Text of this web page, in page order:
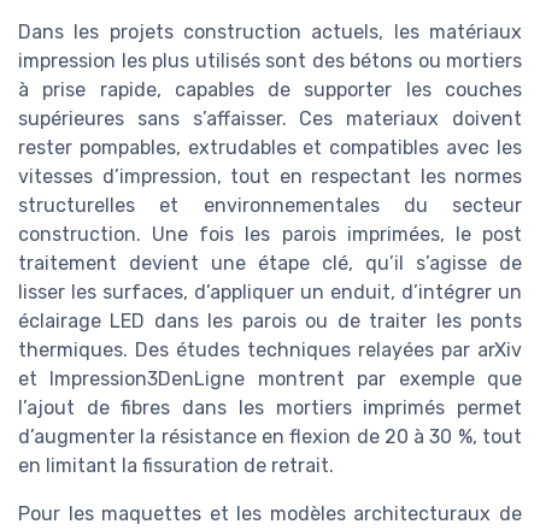
Dans les projets construction actuels, les matériaux
impression les plus utilisés sont des bétons ou mortiers
à prise rapide, capables de supporter les couches
supérieures sans s’affaisser. Ces materiaux doivent
rester pompables, extrudables et compatibles avec les
vitesses d’impression, tout en respectant les normes
structurelles et environnementales du secteur
construction. Une fois les parois imprimées, le post
traitement devient une étape clé, qu’il s’agisse de
lisser les surfaces, d’appliquer un enduit, d’intégrer un
éclairage LED dans les parois ou de traiter les ponts
thermiques. Des études techniques relayées par arXiv
et Impression3DenLigne montrent par exemple que
l’ajout de fibres dans les mortiers imprimés permet
d’augmenter la résistance en flexion de 20 à 30 %, tout
en limitant la fissuration de retrait.
Pour les maquettes et les modèles architecturaux de